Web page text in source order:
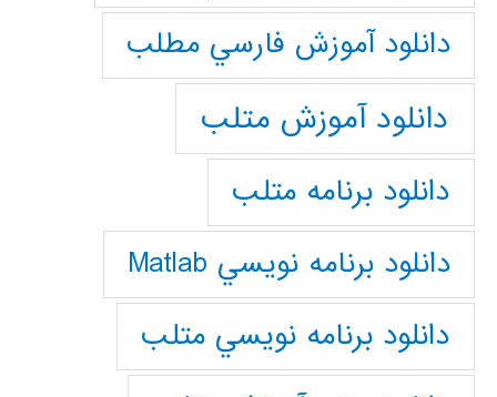
دانلود آموزش فارسي مطلب
دانلود آموزش متلب
دانلود برنامه متلب
دانلود برنامه نويسي Matlab
دانلود برنامه نويسي متلب